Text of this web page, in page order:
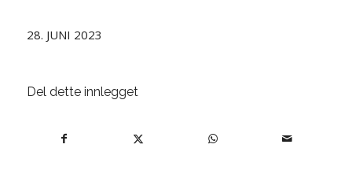
28. JUNI 2023
Del dette innlegget